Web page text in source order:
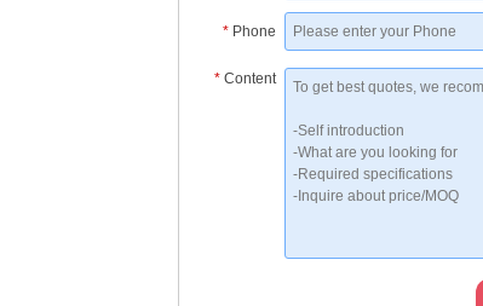
* Phone
* Content